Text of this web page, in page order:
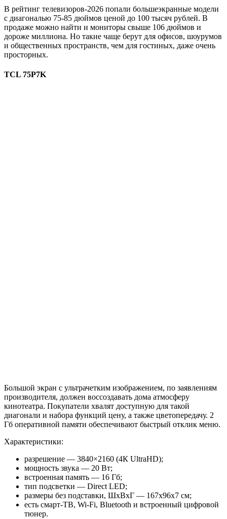
В рейтинг телевизоров-2026 попали большеэкранные модели
с диагональю 75-85 дюймов ценой до 100 тысяч рублей. В
продаже можно найти и мониторы свыше 106 дюймов и
дороже миллиона. Но такие чаще берут для офисов, шоурумов
и общественных пространств, чем для гостиных, даже очень
просторных.
TCL 75P7K
Большой экран с ультрачетким изображением, по заявлениям
производителя, должен воссоздавать дома атмосферу
кинотеатра. Покупатели хвалят доступную для такой
диагонали и набора функций цену, а также цветопередачу. 2
Гб оперативной памяти обеспечивают быстрый отклик меню.
Характеристики:
разрешение — 3840×2160 (4К UltraHD);
мощность звука — 20 Вт;
встроенная память — 16 Гб;
тип подсветки — Direct LED;
размеры без подставки, ШхВхГ — 167x96x7 см;
есть смарт-ТВ, Wi-Fi, Bluetooth и встроенный цифровой
тюнер.